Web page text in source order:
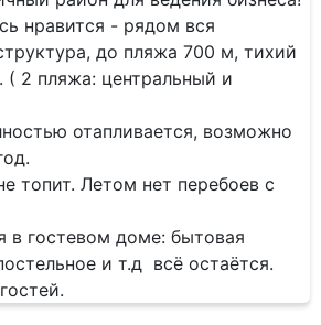
нравится - рядом вся
до пляжа 700 м, тихий
( 2 пляжа: центральный и
отапливается, возможно
топит. Летом нет перебоев с
в гостевом доме: бытовая
и т.д всё остаётся.